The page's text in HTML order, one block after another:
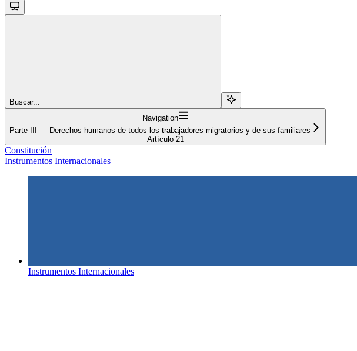
Buscar...
Navigation
Parte III — Derechos humanos de todos los trabajadores migratorios y de sus familiares
Artículo 21
Constitución
Instrumentos Internacionales
Instrumentos Internacionales